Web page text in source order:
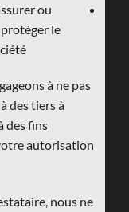
ou
le
à ne pas
des tiers à
des fins
autorisation
nous ne